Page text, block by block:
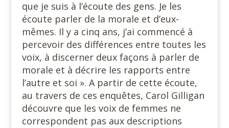
que je suis à l’écoute des gens. Je les
écoute parler de la morale et d’eux-
mêmes. Il y a cinq ans, j’ai commencé à
percevoir des différences entre toutes les
voix, à discerner deux façons à parler de
morale et à décrire les rapports entre
l’autre et soi ». A partir de cette écoute,
au travers de ces enquêtes, Carol Gilligan
découvre que les voix de femmes ne
correspondent pas aux descriptions